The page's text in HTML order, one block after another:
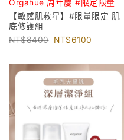
Orgahue 周年慶 #限定限量
【敏感肌救星】#限量限定 肌
底修護組
8400
6100